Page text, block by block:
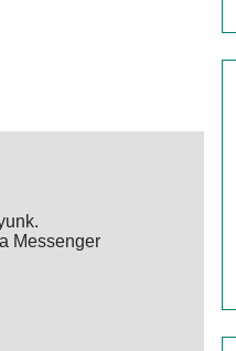
Messenger